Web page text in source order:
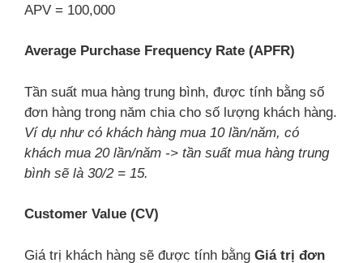
APV = 100,000
Average Purchase Frequency Rate (APFR)
Tần suất mua hàng trung bình, được tính bằng số
đơn hàng trong năm chia cho số lượng khách hàng.
Ví dụ như có khách hàng mua 10 lần/năm, có
khách mua 20 lần/năm -> tần suất mua hàng trung
bình sẽ là 30/2 = 15.
Customer Value (CV)
Giá trị khách hàng sẽ được tính bằng Giá trị đơn